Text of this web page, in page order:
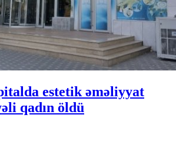
estetik əməliyyat
qadın öldü